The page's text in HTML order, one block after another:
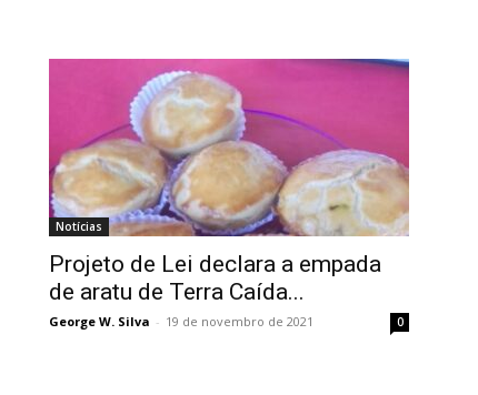
Notícias
Projeto de Lei declara a empada
de aratu de Terra Caída...
George W. Silva - 19 de novembro de 2021 0